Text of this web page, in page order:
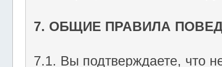
7. ОБЩИЕ ПРАВИЛА
7.1. Вы подтверждаете, что